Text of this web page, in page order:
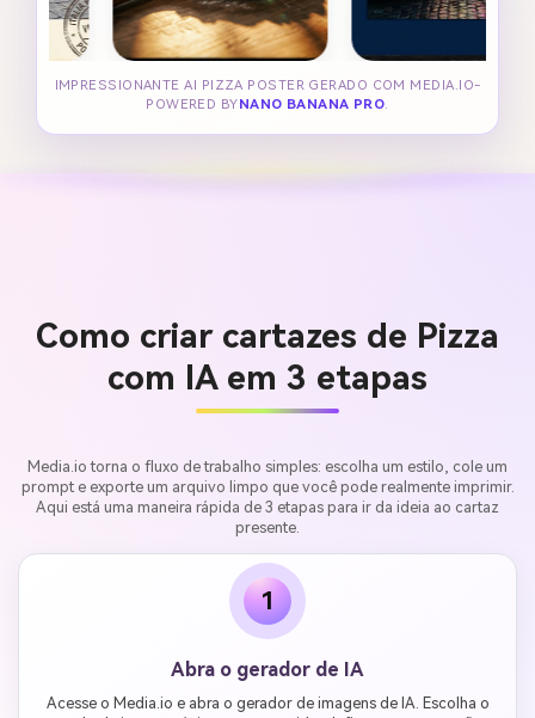
IMPRESSIONANTE AI PIZZA POSTER GERADO COM MEDIA.IO-
POWERED BY NANO BANANA PRO.
Como criar cartazes de Pizza
com IA em 3 etapas
Media.io torna o fluxo de trabalho simples: escolha um estilo, cole um
prompt e exporte um arquivo limpo que você pode realmente imprimir.
Aqui está uma maneira rápida de 3 etapas para ir da ideia ao cartaz
presente.
1
Abra o gerador de IA
Acesse o Media.io e abra o gerador de imagens de IA. Escolha o